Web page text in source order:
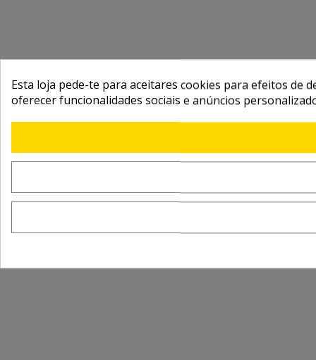
Esta loja pede-te para aceitares cookies para efeitos de
oferecer funcionalidades sociais e anúncios